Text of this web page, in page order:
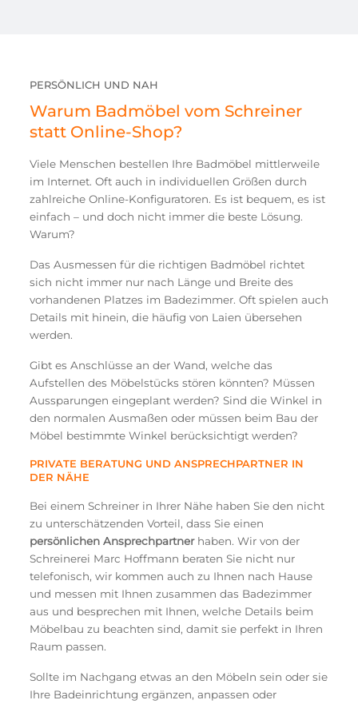
PERSÖNLICH UND NAH
Warum Badmöbel vom Schreiner
statt Online-Shop?
Viele Menschen bestellen Ihre Badmöbel mittlerweile
im Internet. Oft auch in individuellen Größen durch
zahlreiche Online-Konfiguratoren. Es ist bequem, es ist
einfach – und doch nicht immer die beste Lösung.
Warum?
Das Ausmessen für die richtigen Badmöbel richtet
sich nicht immer nur nach Länge und Breite des
vorhandenen Platzes im Badezimmer. Oft spielen auch
Details mit hinein, die häufig von Laien übersehen
werden.
Gibt es Anschlüsse an der Wand, welche das
Aufstellen des Möbelstücks stören könnten? Müssen
Aussparungen eingeplant werden? Sind die Winkel in
den normalen Ausmaßen oder müssen beim Bau der
Möbel bestimmte Winkel berücksichtigt werden?
PRIVATE BERATUNG UND ANSPRECHPARTNER IN
DER NÄHE
Bei einem Schreiner in Ihrer Nähe haben Sie den nicht
zu unterschätzenden Vorteil, dass Sie einen
persönlichen Ansprechpartnerhaben. Wir von der
Schreinerei Marc Hoffmann beraten Sie nicht nur
telefonisch, wir kommen auch zu Ihnen nach Hause
und messen mit Ihnen zusammen das Badezimmer
aus und besprechen mit Ihnen, welche Details beim
Möbelbau zu beachten sind, damit sie perfekt in Ihren
Raum passen.
Sollte im Nachgang etwas an den Möbeln sein oder sie
Ihre Badeinrichtung ergänzen, anpassen oder